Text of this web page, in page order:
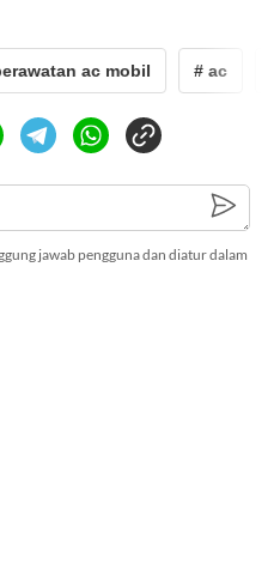
ac mobil # ac
jawab pengguna dan diatur dalam